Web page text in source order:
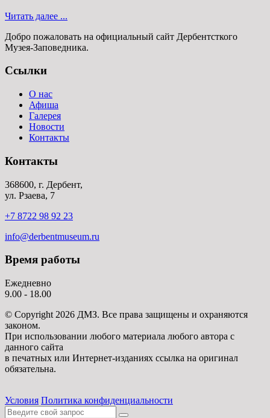
Читать далее ...
Добро пожаловать на официальный сайт Дербентсткого
Музея-Заповедника.
Ссылки
О нас
Афиша
Галерея
Новости
Контакты
Контакты
368600, г. Дербент,
ул. Рзаева, 7
+7 8722 98 92 23
info@derbentmuseum.ru
Время работы
Ежедневно
9.00 - 18.00
© Copyright 2026 ДМЗ. Все права защищены и охраняются
законом.
При использовании любого материала любого автора с
данного сайта
в печатных или Интернет-изданиях ссылка на оригинал
обязательна.
Условия Политика конфиденциальности